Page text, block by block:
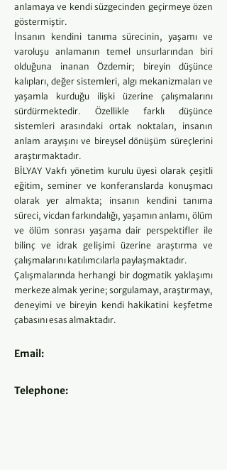
anlamaya ve kendi süzgecinden geçirmeye özen
göstermiştir.
İnsanın kendini tanıma sürecinin, yaşamı ve
varoluşu anlamanın temel unsurlarından biri
olduğuna inanan Özdemir; bireyin düşünce
kalıpları, değer sistemleri, algı mekanizmaları ve
yaşamla kurduğu ilişki üzerine çalışmalarını
sürdürmektedir. Özellikle farklı düşünce
sistemleri arasındaki ortak noktaları, insanın
anlam arayışını ve bireysel dönüşüm süreçlerini
araştırmaktadır.
BİLYAY Vakfı yönetim kurulu üyesi olarak çeşitli
eğitim, seminer ve konferanslarda konuşmacı
olarak yer almakta; insanın kendini tanıma
süreci, vicdan farkındalığı, yaşamın anlamı, ölüm
ve ölüm sonrası yaşama dair perspektifler ile
bilinç ve idrak gelişimi üzerine araştırma ve
çalışmalarını katılımcılarla paylaşmaktadır.
Çalışmalarında herhangi bir dogmatik yaklaşımı
merkeze almak yerine; sorgulamayı, araştırmayı,
deneyimi ve bireyin kendi hakikatini keşfetme
çabasını esas almaktadır.
Email:
Telephone: